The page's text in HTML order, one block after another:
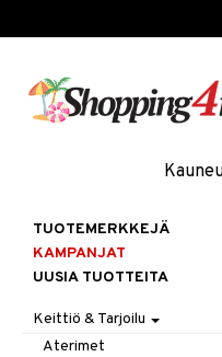
TUOTEMERKKEJÄ
KAMPANJAT
UUSIA TUOTTEITA
Keittiö & Tarjoilu
Aterimet